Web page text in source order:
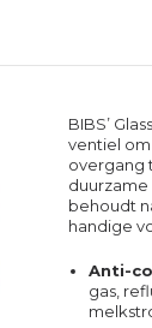
BIBS’
ventiel
overgang
duurzame
behoudt
handige
Anti-
gas,